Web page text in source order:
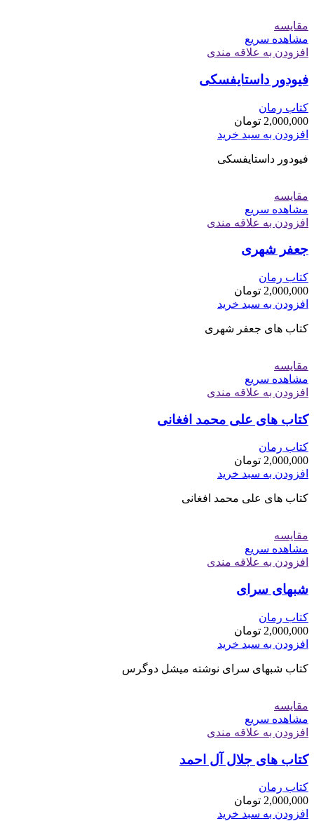
مقایسه
مشاهده سریع
افزودن به علاقه مندی
فیودور داستایفسکی
کتاب رمان
2,000,000 تومان
افزودن به سبد خرید
فیودور داستایفسکی
مقایسه
مشاهده سریع
افزودن به علاقه مندی
جعفر شهری
کتاب رمان
2,000,000 تومان
افزودن به سبد خرید
کتاب های جعفر شهری
مقایسه
مشاهده سریع
افزودن به علاقه مندی
کتاب های علی محمد افغانی
کتاب رمان
2,000,000 تومان
افزودن به سبد خرید
کتاب های علی محمد افغانی
مقایسه
مشاهده سریع
افزودن به علاقه مندی
شبهای سرای
کتاب رمان
2,000,000 تومان
افزودن به سبد خرید
کتاب شبهای سرای نوشته میشل دوگرس
مقایسه
مشاهده سریع
افزودن به علاقه مندی
کتاب های جلال آل احمد
کتاب رمان
2,000,000 تومان
افزودن به سبد خرید